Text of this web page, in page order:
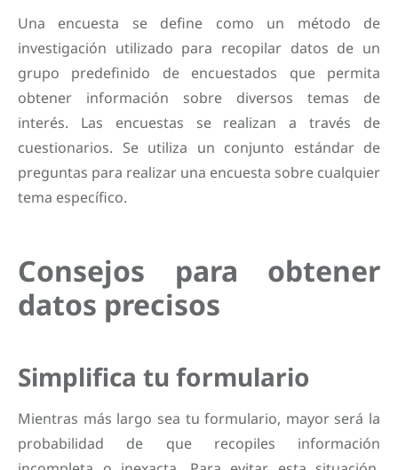
Una encuesta se define como un método de
investigación utilizado para recopilar datos de un
grupo predefinido de encuestados que permita
obtener información sobre diversos temas de
interés. Las encuestas se realizan a través de
cuestionarios. Se utiliza un conjunto estándar de
preguntas para realizar una encuesta sobre cualquier
tema específico.
Consejos para obtener
datos precisos
Simplifica tu formulario
Mientras más largo sea tu formulario, mayor será la
probabilidad de que recopiles información